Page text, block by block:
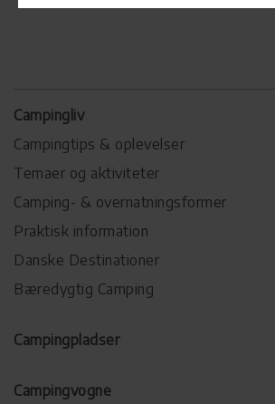
Campingliv
Campingtips & oplevelser
Temaer og aktiviteter
Camping- & overnatningsformer
Praktisk information
Danske Destinationer
Bæredygtig Camping
Campingpladser
Campingvogne